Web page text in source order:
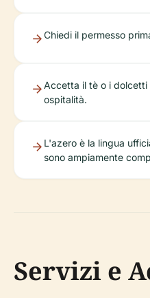
Chiedi il permesso
Accetta il tè o i dolcetti
ospitalità.
L'azero è la lingua
sono ampiamente
Servizi e